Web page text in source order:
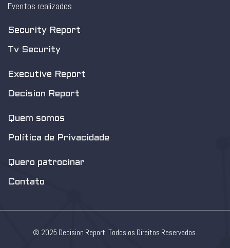
Eventos realizados
Security Report
Tv Security
Executive Report
Decision Report
Quem somos
Política de Privacidade
Quero patrocinar
Contato
© 2025 Decision Report. Todos os Direitos Reservados.